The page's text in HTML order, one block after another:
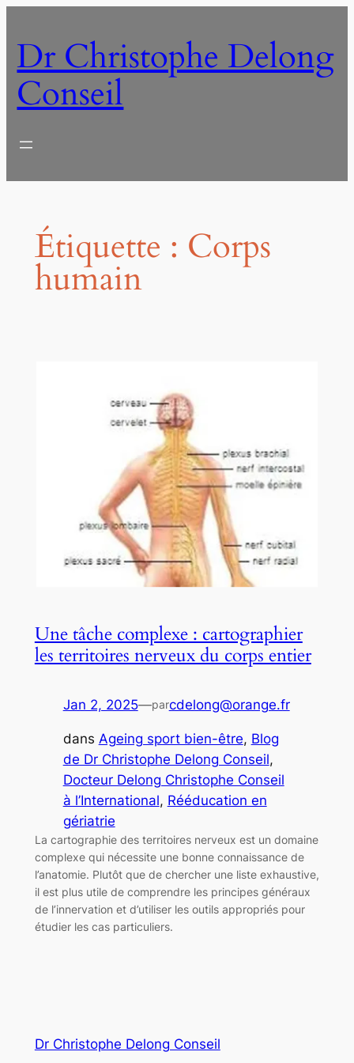
contenu
Dr Christophe Delong
Conseil
Étiquette : Corps
humain
Une tâche complexe : cartographier
les territoires nerveux du corps entier
Jan 2, 2025—parcdelong@orange.fr
dans Ageing sport bien-être, Blog
de Dr Christophe Delong Conseil
Docteur Delong Christophe Conseil
à l’International, Rééducation en
gériatrie
La cartographie des territoires nerveux est un domaine
complexe qui nécessite une bonne connaissance de
l’anatomie. Plutôt que de chercher une liste exhaustive,
il est plus utile de comprendre les principes généraux
de l’innervation et d’utiliser les outils appropriés pour
étudier les cas particuliers.
Dr Christophe Delong Conseil